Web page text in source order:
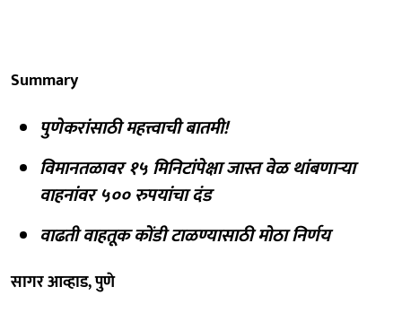
Summary
पुणेकरांसाठी महत्त्वाची बातमी!
विमानतळावर १५ मिनिटांपेक्षा जास्त वेळ थांबणाऱ्या
वाहनांवर ५०० रुपयांचा दंड
वाढती वाहतूक कोंडी टाळण्यासाठी मोठा निर्णय
सागर आव्हाड, पुणे